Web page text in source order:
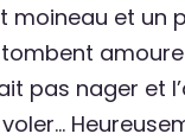
moineau et un
pas nager et